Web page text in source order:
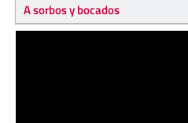
A sorbos y bocados